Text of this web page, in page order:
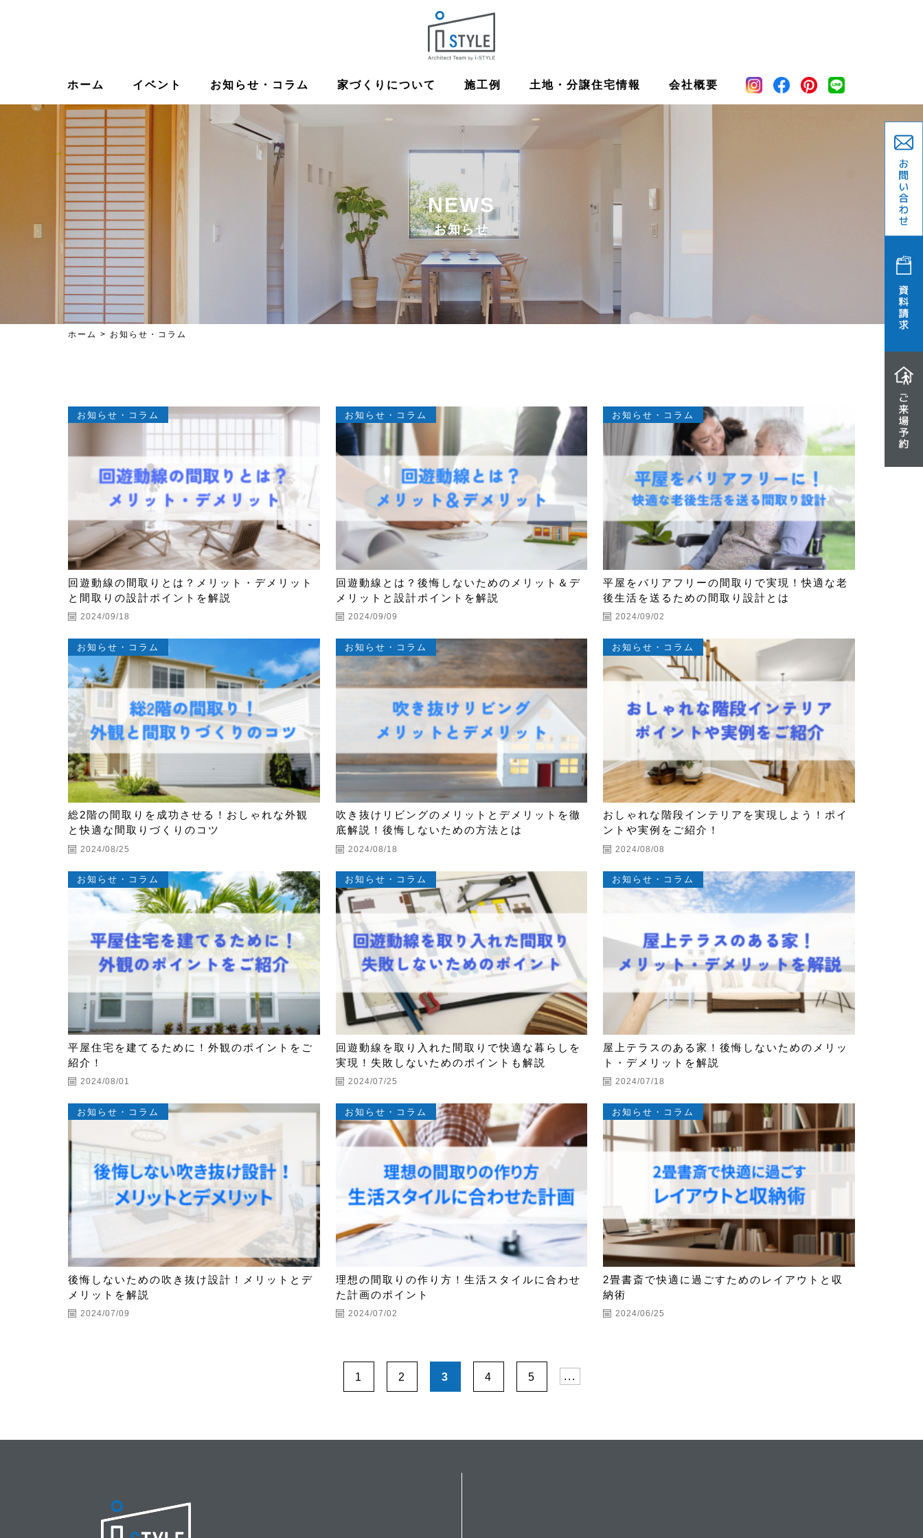
ホーム イベント お知らせ・コラム 家づくりについて 施工例 土地・分譲住宅情報 会社概要
NEWS
お知らせ
ホーム > お知らせ・コラム
お知らせ・コラム
回遊動線の間取りとは？メリット・デメリット
と間取りの設計ポイントを解説
2024/09/18
お知らせ・コラム
回遊動線とは？後悔しないためのメリット＆デ
メリットと設計ポイントを解説
2024/09/09
お知らせ・コラム
平屋をバリアフリーの間取りで実現！快適な老
後生活を送るための間取り設計とは
2024/09/02
お知らせ・コラム
総2階の間取りを成功させる！おしゃれな外観
と快適な間取りづくりのコツ
2024/08/25
お知らせ・コラム
吹き抜けリビングのメリットとデメリットを徹
底解説！後悔しないための方法とは
2024/08/18
お知らせ・コラム
おしゃれな階段インテリアを実現しよう！ポイ
ントや実例をご紹介！
2024/08/08
お知らせ・コラム
平屋住宅を建てるために！外観のポイントをご
紹介！
2024/08/01
お知らせ・コラム
回遊動線を取り入れた間取りで快適な暮らしを
実現！失敗しないためのポイントも解説
2024/07/25
お知らせ・コラム
屋上テラスのある家！後悔しないためのメリッ
ト・デメリットを解説
2024/07/18
お知らせ・コラム
後悔しないための吹き抜け設計！メリットとデ
メリットを解説
2024/07/09
お知らせ・コラム
理想の間取りの作り方！生活スタイルに合わせ
た計画のポイント
2024/07/02
お知らせ・コラム
2畳書斎で快適に過ごすためのレイアウトと収
納術
2024/06/25
1 2 3 4 5 ...